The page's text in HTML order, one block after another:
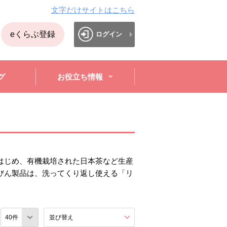
文字だけサイトはこちら
eくらぶ登録 ログイン
お役立ち情報
め、有機栽培された日本茶など生産
製品は、洗ってくり返し使える「リ
並び替え